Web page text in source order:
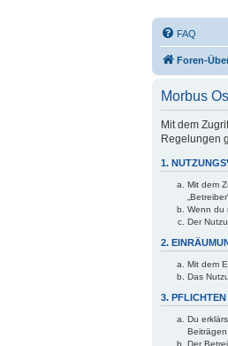
FAQ
Foren-
Morbus
Mit dem
Regelungen
1.
Mit dem
Wenn du
Der
2.
Mit dem
Das
3.
Du
Der